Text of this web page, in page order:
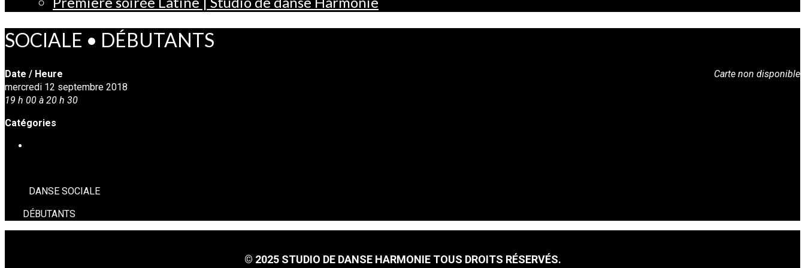
SOCIALE • DÉBUTANTS
Carte non disponible
Date / Heure
mercredi 12 septembre 2018
19 h 00 à 20 h 30
Catégories
DANSE SOCIALE
DÉBUTANTS
© 2025 STUDIO DE DANSE HARMONIE TOUS DROITS RÉSERVÉS.